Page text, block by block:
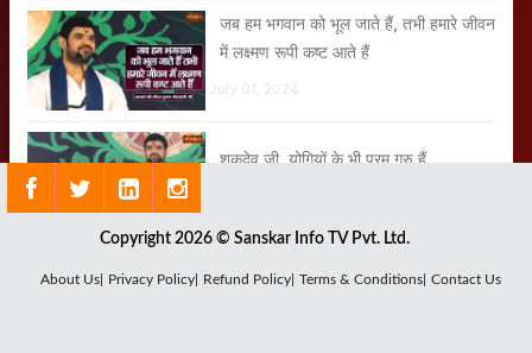
जब हम भगवान को भूल जाते हैं, तभी हमारे जीवन
में लक्ष्मण रूपी कष्ट आते हैं
July 01, 2024
शुकदेव जी, योगियों के भी परम गुरु हैं
Copyright 2026 © Sanskar Info TV Pvt. Ltd.
About Us| Privacy Policy| Refund Policy| Terms & Conditions| Contact Us